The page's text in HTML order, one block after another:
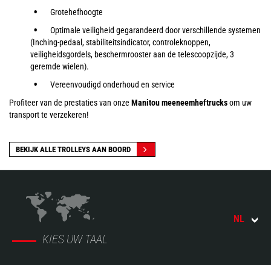
Grotehefhoogte
Optimale veiligheid gegarandeerd door verschillende systemen
(Inching-pedaal, stabiliteitsindicator, controleknoppen,
veiligheidsgordels, beschermrooster aan de telescoopzijde, 3
geremde wielen).
Vereenvoudigd onderhoud en service
Profiteer van de prestaties van onze Manitou meeneemheftrucksom uw
transport te verzekeren!
BEKIJK ALLE TROLLEYS AAN BOORD
KIES UW TAAL
NL